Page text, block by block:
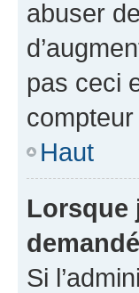
abuser
pas ceci
Haut
Lorsque
Si